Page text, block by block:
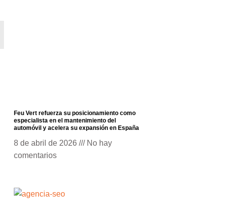
Feu Vert refuerza su posicionamiento como
especialista en el mantenimiento del
automóvil y acelera su expansión en España
8 de abril de 2026
No hay
comentarios